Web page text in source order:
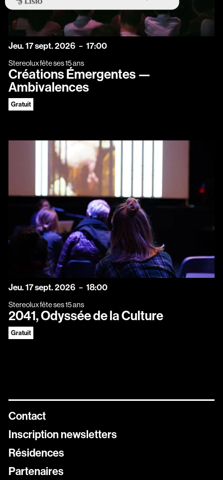
jeudi
Jeu.17septembre
sept.2026 17:00
Stereolux fête ses 15 ans
Créations Émergentes —
Ambivalences
Gratuit
jeudi
Jeu.17septembre
sept.2026 18:00
Stereolux fête ses 15 ans
2041, Odyssée de la Culture
Gratuit
Contact
Inscription newsletters
Résidences
Partenaires
Newsletters
Inscrivez vous aux différentes newsletters de Stereolux